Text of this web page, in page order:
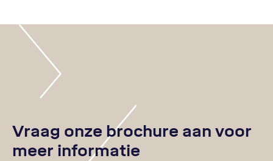
Vraag onze brochure aan voor
meer informatie